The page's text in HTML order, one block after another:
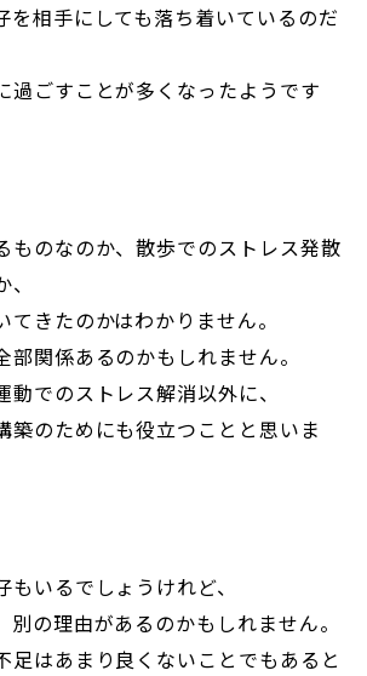
を相手にしても落ち着いているのだ
過ごすことが多くなったようです
ものなのか、散歩でのストレス発散
きたのかはわかりません。
部関係あるのかもしれません。
動でのストレス解消以外に、
築のためにも役立つことと思いま
いるでしょうけれど、
別の理由があるのかもしれません。
足はあまり良くないことでもあると